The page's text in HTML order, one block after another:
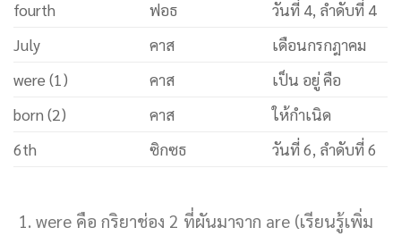
fourth
ฟอธ
วันที่ 4, ลำดับที่ 4
July
คาส
เดือนกรกฎาคม
were (1)
คาส
เป็น อยู่ คือ
born (2)
คาส
ให้กำเนิด
6th
ซิกซธ วันที่ 6, ลำดับที่ 6
were คือ กริยาช่อง 2 ที่ผันมาจาก are (เรียนรู้เพิ่ม